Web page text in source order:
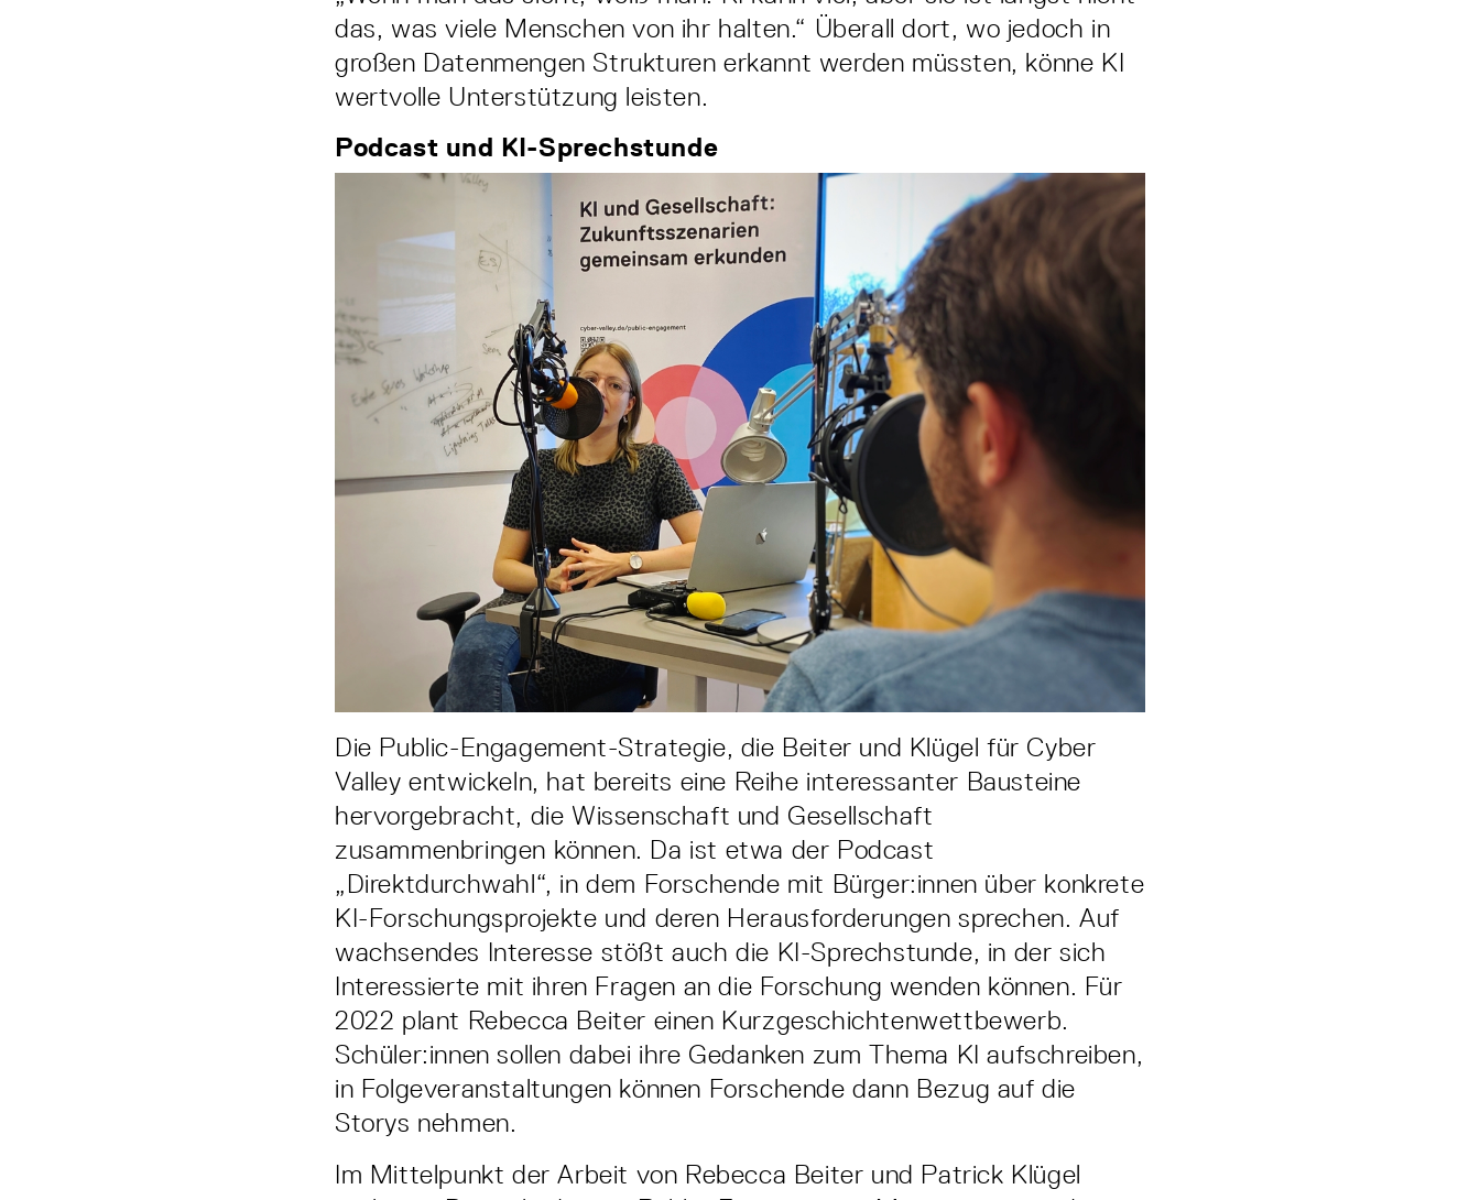
das, was viele Menschen von ihr halten.“ Über­all dort, wo jedoch in
großen Datenmengen Strukturen erkannt werden müssten, könne KI
wertvolle Unterstützung leisten.
Podcast und KI-Sprechstunde
Die Public­-Engagement­-Strategie, die Beiter und Klügel für Cyber
Valley entwickeln, hat bereits eine Reihe interessanter Bausteine
hervorgebracht, die Wissenschaft und Gesell­schaft
zusammenbringen können. Da ist etwa der Podcast
„Direktdurchwahl“, in dem Forschende mit Bürger:innen über konkrete
KI­-Forschungsprojekte und deren Heraus­forderungen sprechen. Auf
wachsendes Interesse stößt auch die KI­-Sprechstunde, in der sich
Interessierte mit ihren Fragen an die Forschung wenden können. Für
2022 plant Rebecca Beiter einen Kurzgeschichtenwettbewerb.
Schüler:innen sollen dabei ihre Ge­danken zum Thema KI aufschreiben,
in Folgeveranstaltungen können Forschende dann Bezug auf die
Storys nehmen.
Im Mittelpunkt der Arbeit von Rebecca Beiter und Patrick Klügel